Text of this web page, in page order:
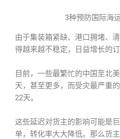
3种预防国际海
由于集装箱紧缺、港口拥堵、
得越来越不稳定，日益增长的
目前，一些最繁忙的中国至北
天，甚至更多，而受灾最严重
22天。
这些延迟对货主的影响可能是
单，转化率大大降低。那么货